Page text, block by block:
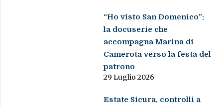
“Ho visto San Domenico”:
la docuserie che
accompagna Marina di
Camerota verso la festa del
patrono
29 Luglio 2026
Estate Sicura, controlli a